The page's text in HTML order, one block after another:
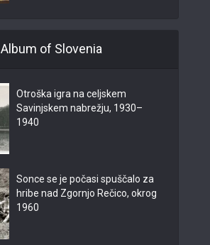
Album of Slovenia
Otroška igra na celjskem
Savinjskem nabrežju, 1930–
1940
Sonce se je počasi spuščalo za
hribe nad Zgornjo Rečico, okrog
1960